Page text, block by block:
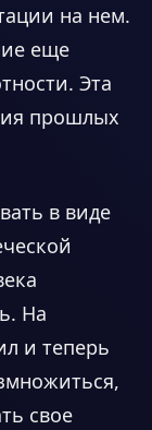
на нем.
еще
Эта
прошлых
в виде
На
и теперь
свое